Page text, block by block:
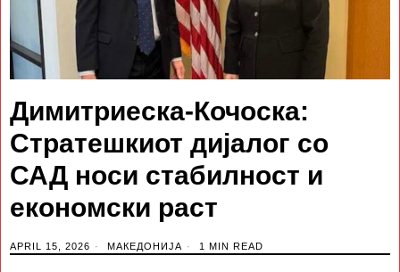
Димитриеска-Кочоска:
Стратешкиот дијалог со
САД носи стабилност и
економски раст
APRIL 15, 2026 МАКЕДОНИЈА 1 MIN READ